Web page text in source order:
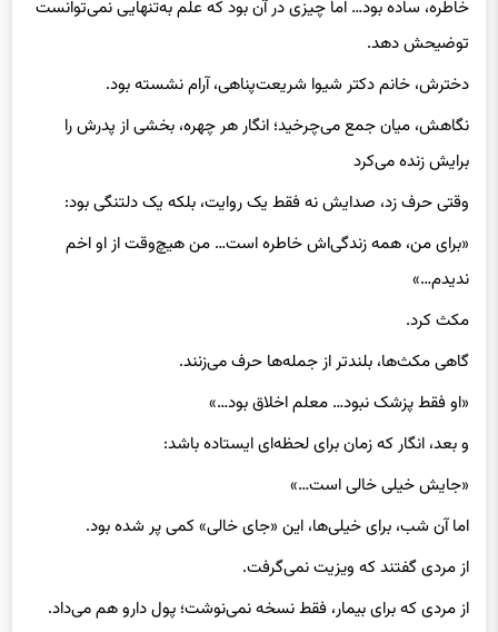
خاطره، ساده بود… اما چیزی در آن بود که علم به‌تنهایی نمی‌توانست
توضیحش دهد.
دخترش، خانم دکتر شیوا شریعت‌پناهی، آرام نشسته بود.
نگاهش، میان جمع می‌چرخید؛ انگار هر چهره، بخشی از پدرش را
برایش زنده می‌کرد
وقتی حرف زد، صدایش نه فقط یک روایت، بلکه یک دلتنگی بود:
«برای من، همه زندگی‌اش خاطره است… من هیچ‌وقت از او اخم
ندیدم…»
مکث کرد.
گاهی مکث‌ها، بلندتر از جمله‌ها حرف می‌زنند.
«او فقط پزشک نبود… معلم اخلاق بود…»
و بعد، انگار که زمان برای لحظه‌ای ایستاده باشد:
«جایش خیلی خالی است…»
اما آن شب، برای خیلی‌ها، این «جای خالی» کمی پر شده بود.
از مردی گفتند که ویزیت نمی‌گرفت.
از مردی که برای بیمار، فقط نسخه نمی‌نوشت؛ پول دارو هم می‌داد.